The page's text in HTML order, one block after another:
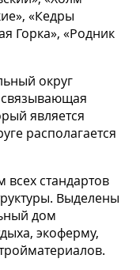
«Кедры
Горка», «Родник
округ
связывающая
является
располагается
всех стандартов
Выделены
дом
экоферму,